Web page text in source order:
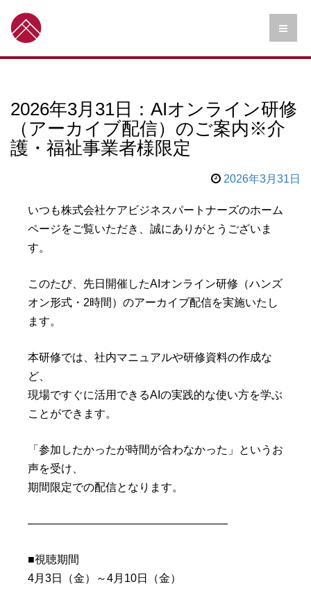
2026年3月31日：AIオンライン研修
（アーカイブ配信）のご案内※介
護・福祉事業者様限定
2026年3月31日
いつも株式会社ケアビジネスパートナーズのホーム
ページをご覧いただき、誠にありがとうございま
す。
このたび、先日開催したAIオンライン研修（ハンズ
オン形式・2時間）のアーカイブ配信を実施いたし
ます。
本研修では、社内マニュアルや研修資料の作成な
ど、
現場ですぐに活用できるAIの実践的な使い方を学ぶ
ことができます。
「参加したかったが時間が合わなかった」というお
声を受け、
期間限定での配信となります。
――――――――――――――――――
■視聴期間
4月3日（金）～4月10日（金）